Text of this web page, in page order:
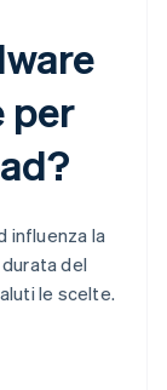
per
influenza la
del
le scelte.